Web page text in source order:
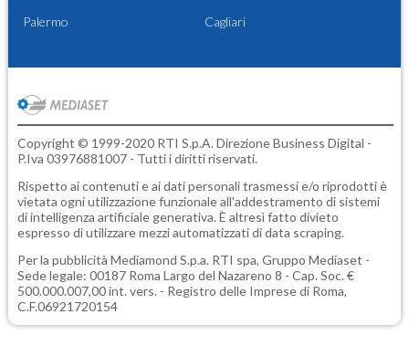
Palermo Cagliari
Copyright © 1999-2020 RTI S.p.A. Direzione Business Digital -
P.Iva 03976881007 - Tutti i diritti riservati.
Rispetto ai contenuti e ai dati personali trasmessi e/o riprodotti è
vietata ogni utilizzazione funzionale all'addestramento di sistemi
di intelligenza artificiale generativa. È altresì fatto divieto
espresso di utilizzare mezzi automatizzati di data scraping.
Per la pubblicità Mediamond S.p.a. RTI spa, Gruppo Mediaset -
Sede legale: 00187 Roma Largo del Nazareno 8 - Cap. Soc. €
500.000.007,00 int. vers. - Registro delle Imprese di Roma,
C.F.06921720154